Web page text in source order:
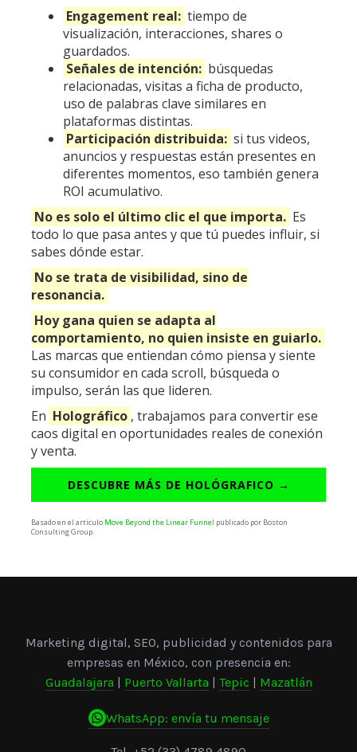
Engagement real: tiempo de
visualización, interacciones, shares o
guardados.
Señales de intención: búsquedas
relacionadas, visitas a ficha de producto,
uso de palabras clave similares en
plataformas distintas.
Participación distribuida: si tus videos,
anuncios y respuestas están presentes en
diferentes momentos, eso también genera
ROI acumulativo.
No es solo el último clic el que importa. Es
todo lo que pasa antes y que tú puedes influir, si
sabes dónde estar.
No se trata de visibilidad, sino de
resonancia.
Hoy gana quien se adapta al
comportamiento, no quien insiste en guiarlo.
Las marcas que entiendan cómo piensa y siente
su consumidor en cada scroll, búsqueda o
impulso, serán las que lideren.
En Holográfico , trabajamos para convertir ese
caos digital en oportunidades reales de conexión
y venta.
DESCUBRE MÁS DE HOLÓGRAFICO →
Basado en el artículo Move Beyond the Linear Funnel publicado por Boston
Consulting Group.
Marketing digital, SEO, publicidad y contenidos para
empresas en México, con presencia en:
Guadalajara | Puerto Vallarta | Tepic | Mazatlán
WhatsApp: envía tu mensaje